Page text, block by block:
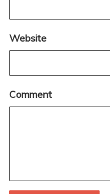
Website
Comment